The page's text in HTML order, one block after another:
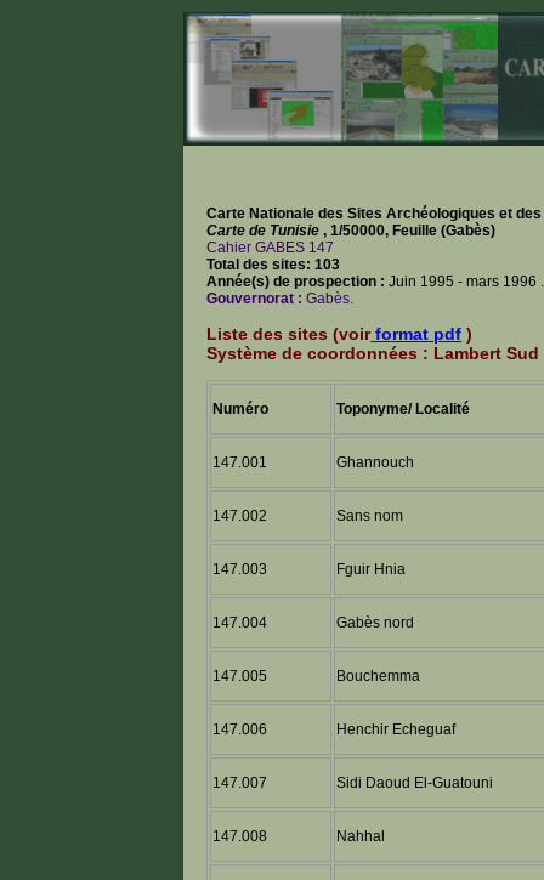
Carte Nationale des Sites Archéologiques et
Carte de Tunisie, 1/50000, Feuille (Gabès)
Cahier GABES 147
Total des sites: 103
Année(s) de prospection :Juin 1995 - mars 1996 .
Gouvernorat :Gabès.
Liste des sites (voirformat pdf )
Système de coordonnées : Lambert Sud
Numéro Toponyme/ Localité
147.001 Ghannouch
147.002 Sans nom
147.003 Fguir Hnia
147.004 Gabès nord
147.005 Bouchemma
147.006 Henchir Echeguaf
147.007 Sidi Daoud El-Guatouni
147.008 Nahhal